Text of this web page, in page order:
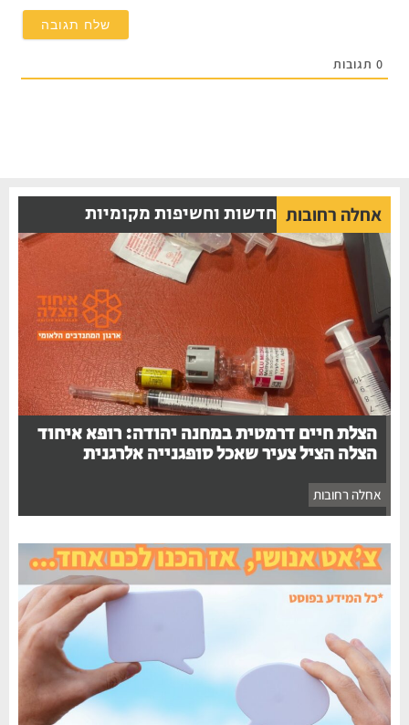
תגובות
אחלה רחובות חדשות וחשיפות מקומיות
הצלת חיים דרמטית במחנה יהודה: רופא איחוד
הצלה הציל צעיר שאכל סופגנייה אלרגנית
אחלה רחובות